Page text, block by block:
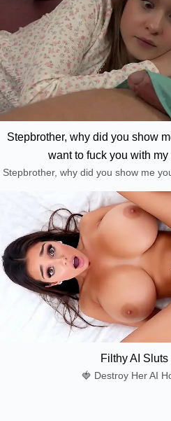
Stepbrother, why did you show
want to fuck you with
Stepbrother, why did you show me
Filthy AI Sluts
🍓 Destroy Her AI